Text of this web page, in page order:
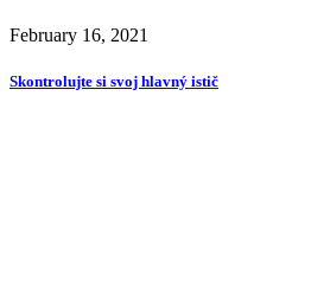
February 16, 2021
Skontrolujte si svoj hlavný istič